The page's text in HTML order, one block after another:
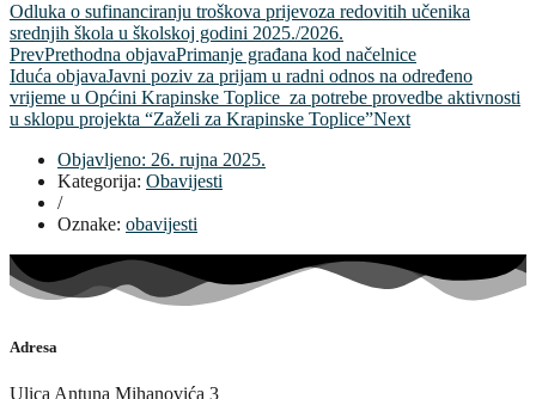
Odluka o sufinanciranju troškova prijevoza redovitih učenika
srednjih škola u školskoj godini 2025./2026.
PrevPrethodna objavaPrimanje građana kod načelnice
Iduća objavaJavni poziv za prijam u radni odnos na određeno
vrijeme u Općini Krapinske Toplice za potrebe provedbe aktivnosti
u sklopu projekta “Zaželi za Krapinske Toplice”Next
Objavljeno: 26. rujna 2025.
Kategorija: Obavijesti
/
Oznake: obavijesti
Adresa
Ulica Antuna Mihanovića 3